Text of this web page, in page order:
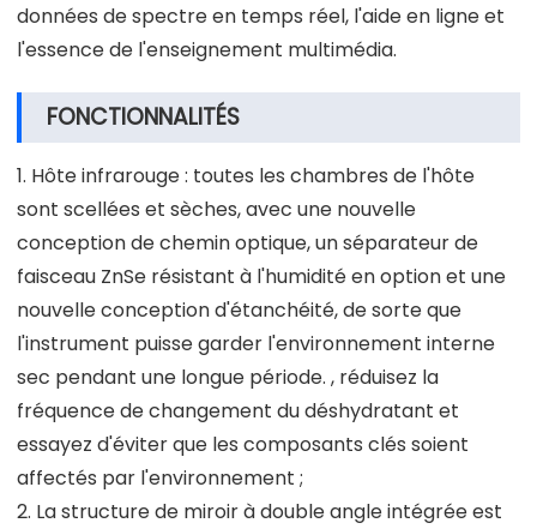
données de spectre en temps réel, l'aide en ligne et
l'essence de l'enseignement multimédia.
FONCTIONNALITÉS
1. Hôte infrarouge : toutes les chambres de l'hôte
sont scellées et sèches, avec une nouvelle
conception de chemin optique, un séparateur de
faisceau ZnSe résistant à l'humidité en option et une
nouvelle conception d'étanchéité, de sorte que
l'instrument puisse garder l'environnement interne
sec pendant une longue période. , réduisez la
fréquence de changement du déshydratant et
essayez d'éviter que les composants clés soient
affectés par l'environnement ;
2. La structure de miroir à double angle intégrée est